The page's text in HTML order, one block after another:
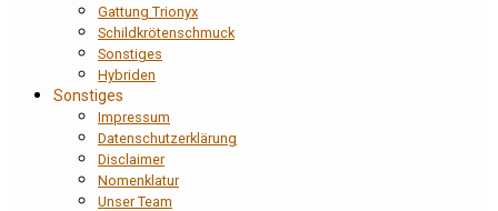
Gattung Trionyx
Schildkrötenschmuck
Sonstiges
Hybriden
Sonstiges
Impressum
Datenschutzerklärung
Disclaimer
Nomenklatur
Unser Team